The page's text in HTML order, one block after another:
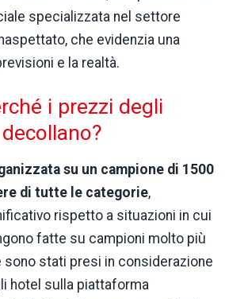
specializzata nel settore
che evidenzia una
e la realtà.
i prezzi degli
su un campione di 1500
di tutte le categorie,
rispetto a situazioni in cui
fatte su campioni molto più
sono stati presi in considerazione
hotel sulla piattaforma